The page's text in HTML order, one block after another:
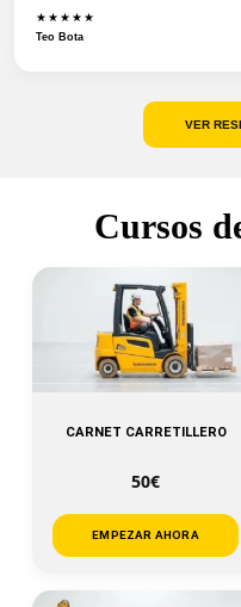
★★★★★
Teo Bota
VER
Cursos
CARNET CARRETILLERO
50€
EMPEZAR AHORA